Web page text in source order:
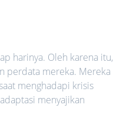
harinya. Oleh karena itu,
perdata mereka. Mereka
saat menghadapi krisis
menyajikan